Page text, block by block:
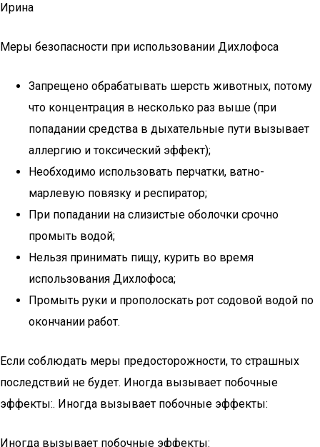
Ирина
Меры безопасности при использовании Дихлофоса
Запрещено обрабатывать шерсть животных, потому
что концентрация в несколько раз выше (при
попадании средства в дыхательные пути вызывает
аллергию и токсический эффект);
Необходимо использовать перчатки, ватно-
марлевую повязку и респиратор;
При попадании на слизистые оболочки срочно
промыть водой;
Нельзя принимать пищу, курить во время
использования Дихлофоса;
Промыть руки и прополоскать рот содовой водой по
окончании работ.
Если соблюдать меры предосторожности, то страшных
последствий не будет. Иногда вызывает побочные
эффекты:. Иногда вызывает побочные эффекты:
Иногда вызывает побочные эффекты: